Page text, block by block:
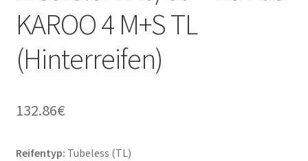
KAROO 4 M+S TL
(Hinterreifen)
132.86€
Reifentyp: Tubeless (TL)